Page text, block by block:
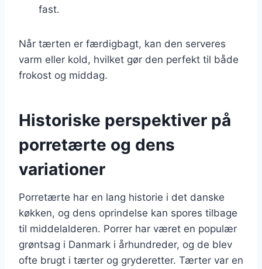
fast.
Når tærten er færdigbagt, kan den serveres
varm eller kold, hvilket gør den perfekt til både
frokost og middag.
Historiske perspektiver på
porretærte og dens
variationer
Porretærte har en lang historie i det danske
køkken, og dens oprindelse kan spores tilbage
til middelalderen. Porrer har været en populær
grøntsag i Danmark i århundreder, og de blev
ofte brugt i tærter og gryderetter. Tærter var en